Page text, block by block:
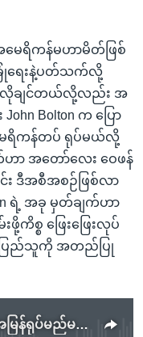
ေရိကန်မဟာမိတ်ဖြစ်
ရေးနဲ့ပတ်သက်လို့
လိုချင်တယ်လို့လည်း အ
Bolton က ပြော
ရိကန်တပ် ရုပ်မယ်လို့
က်ဟာ အတော်လေး ဝေဖန်
ဒီအစီအစဉ်ဖြစ်လာ
ရဲ့ အခု မှတ်ချက်ဟာ
စ္စ ဖြေးဖြေးလုပ်
ပြည်သူကို အတည်ပြု
ဆီးရီယားမှ ကန်တပ်ဖွဲ့များ အလျင်အမြန်ရုပ်မည်မဟုတ်